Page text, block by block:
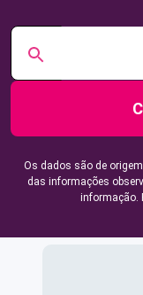
Os dados são de
das informações
informação.